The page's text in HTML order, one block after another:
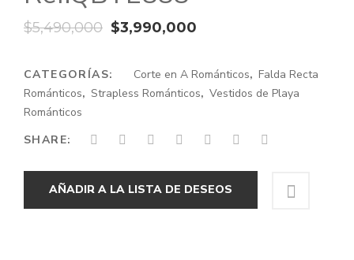
$5,490,000 El
original
era:
$3,990,000
actual
es:
CATEGORÍAS: Corte en A Románticos, Falda Recta
Románticos, Strapless Románticos, Vestidos de Playa
Románticos
SHARE:
AÑADIR A LA LISTA DE DESEOS